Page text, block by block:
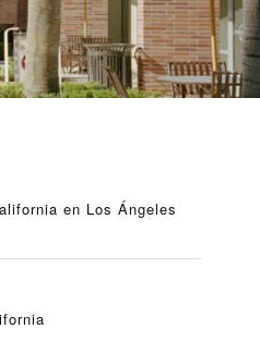
en Los Ángeles